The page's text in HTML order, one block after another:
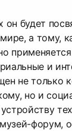
он будет
а тому,
и
не только
но и
форум,